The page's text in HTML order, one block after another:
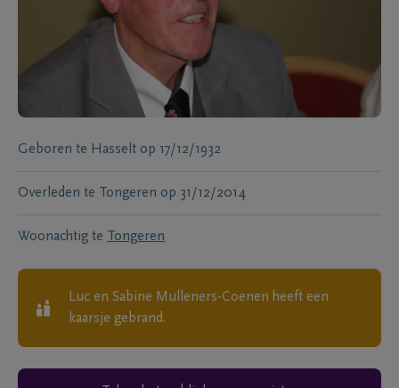
Geboren te Hasselt op 17/12/1932
Overleden te Tongeren op 31/12/2014
Woonachtig te Tongeren
Luc en Sabine Mulleners-Coenen heeft een
kaarsje gebrand.